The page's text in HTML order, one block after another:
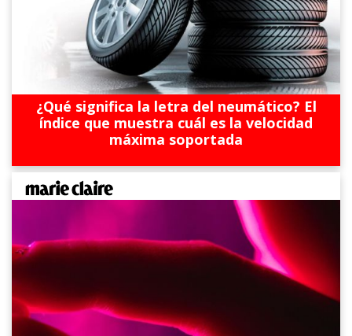
¿Qué significa la letra del neumático? El
índice que muestra cuál es la velocidad
máxima soportada